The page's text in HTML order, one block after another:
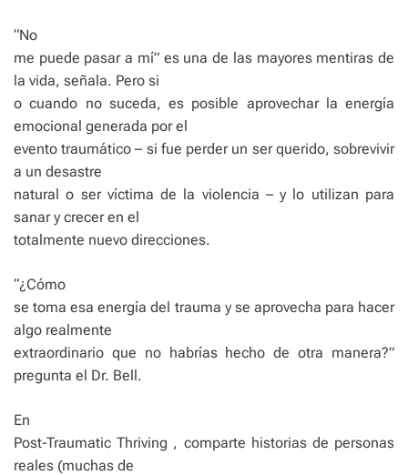
“No
me puede pasar a mí” es una de las mayores mentiras de
la vida, señala. Pero si
o cuando no suceda, es posible aprovechar la energía
emocional generada por el
evento traumático – si fue perder un ser querido, sobrevivir
a un desastre
natural o ser víctima de la violencia – y lo utilizan para
sanar y crecer en el
totalmente nuevo direcciones.
“¿Cómo
se toma esa energía del trauma y se aprovecha para hacer
algo realmente
extraordinario que no habrías hecho de otra manera?”
pregunta el Dr. Bell.
En
Post-Traumatic Thriving , comparte historias de personas
reales (muchas de